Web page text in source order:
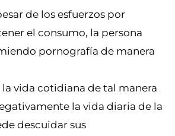
de los esfuerzos por
el consumo, la persona
pornografía de manera
vida cotidiana de tal manera
la vida diaria de la
descuidar sus